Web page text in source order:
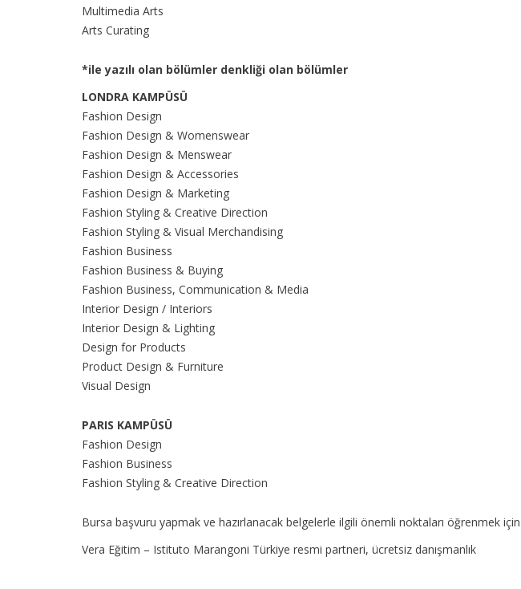
Multimedia Arts
Arts Curating
*ile yazılı olan bölümler denkliği olan bölümler
LONDRA KAMPÜSÜ
Fashion Design
Fashion Design & Womenswear
Fashion Design & Menswear
Fashion Design & Accessories
Fashion Design & Marketing
Fashion Styling & Creative Direction
Fashion Styling & Visual Merchandising
Fashion Business
Fashion Business & Buying
Fashion Business, Communication & Media
Interior Design / Interiors
Interior Design & Lighting
Design for Products
Product Design & Furniture
Visual Design
PARIS KAMPÜSÜ
Fashion Design
Fashion Business
Fashion Styling & Creative Direction
Bursa başvuru yapmak ve hazırlanacak belgelerle ilgili önemli noktaları öğrenmek
Vera Eğitim – Istituto Marangoni Türkiye resmi partneri, ücretsiz danışmanlık